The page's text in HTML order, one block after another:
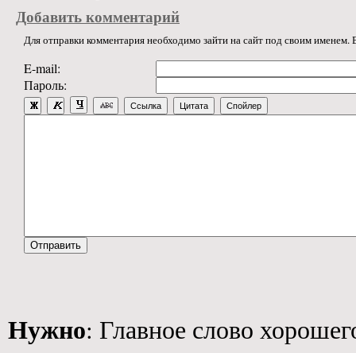
Добавить комментарий
Для отправки комментария необходимо зайти на сайт под своим
E-mail:
Пароль:
Ссылка Цитата Спойлер
Нужно: Главное слово